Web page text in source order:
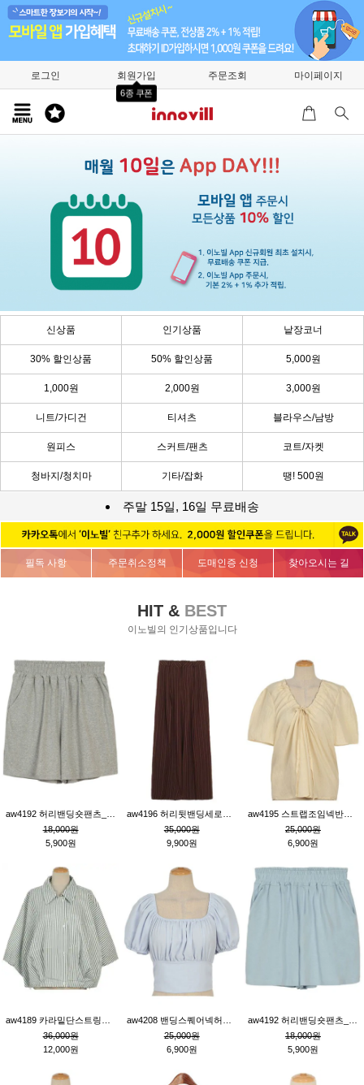
로그인 회원가입
6종 쿠폰
주문조회 마이페이지
신상품 인기상품 낱장코너
30% 할인상품 50% 할인상품 5,000원
1,000원 2,000원 3,000원
니트/가디건 티셔츠 블라우스/남방
원피스 스커트/팬츠 코트/자켓
청바지/청치마 기타/잡화 땡! 500원
주말 15일, 16일 무료배송
필독 사항 주문취소정책 도매인증 신청 찾아오시는 길
HIT & BEST
이노빌의 인기상품입니다
18,000원
5,900원
35,000원
9,900원
25,000원
6,900원
36,000원
12,000원
25,000원
6,900원
18,000원
5,900원